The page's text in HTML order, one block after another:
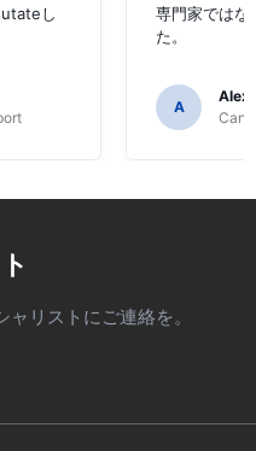
し
専門家ではな
た。
A
Alex
リストにご連絡を。